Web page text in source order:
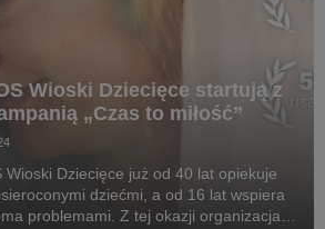
Wioski Dziecięce startują z
„Czas to miłość”
Wioski Dziecięce już od 40 lat opiekuje
dziećmi, a od 16 lat wspiera
problemami. Z tej okazji organizacja